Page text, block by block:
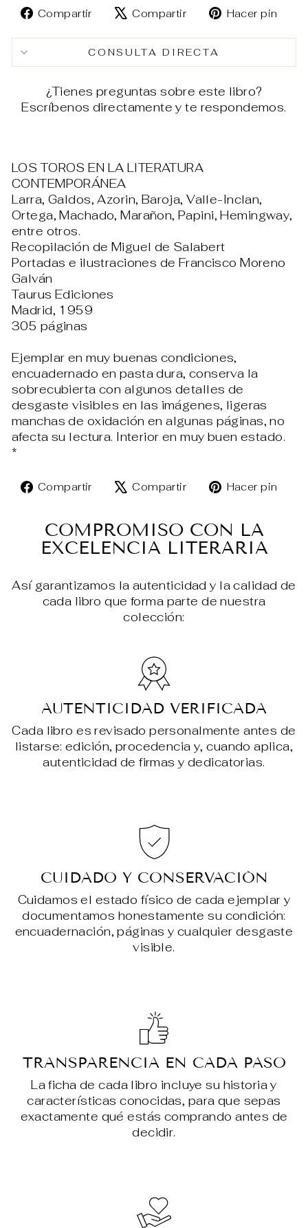
Compartir
Compartir
Facebook
Compartir
Tuitear
X
Hacer pin
CONSULTA DIRECTA
¿Tienes preguntas sobre este libro?
Escríbenos directamente y te respondemos.
LOS TOROS EN LA LITERATURA
CONTEMPORÁNEA
Larra, Galdos, Azorin, Baroja, Valle-Inclan,
Ortega, Machado, Marañon, Papini, Hemingway,
entre otros.
Recopilación de Miguel de Salabert
Portadas e ilustraciones de Francisco Moreno
Galván
Taurus Ediciones
Madrid, 1959
305 páginas
Ejemplar en muy buenas condiciones,
encuadernado en pasta dura, conserva la
sobrecubierta con algunos detalles de
desgaste visibles en las imágenes, ligeras
manchas de oxidación en algunas páginas, no
afecta su lectura. Interior en muy buen estado.
*
Compartir
Compartir
Compartir
TuitearHacer pin
COMPROMISO CON LA
EXCELENCIA LITERARIA
Así garantizamos la autenticidad y la calidad de
cada libro que forma parte de nuestra
colección:
AUTENTICIDAD VERIFICADA
Cada libro es revisado personalmente antes de
listarse: edición, procedencia y, cuando aplica,
autenticidad de firmas y dedicatorias.
CUIDADO Y CONSERVACIÓN
Cuidamos el estado físico de cada ejemplar y
documentamos honestamente su condición:
encuadernación, páginas y cualquier desgaste
visible.
TRANSPARENCIA EN CADA PASO
La ficha de cada libro incluye su historia y
características conocidas, para que sepas
exactamente qué estás comprando antes de
decidir.